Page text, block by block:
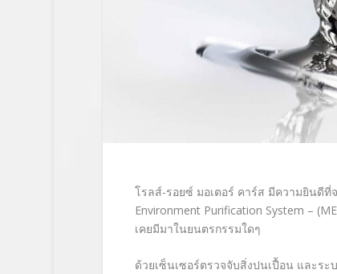
โรลส์-รอยซ์ มอเตอร์ คาร์ส มีความยินดี
Environment Purification System –
เคยมีมาในยนตรกรรมใดๆ
ด้วยเซ็นเซอร์ตรวจจับสิ่งปนเปื้อน และร